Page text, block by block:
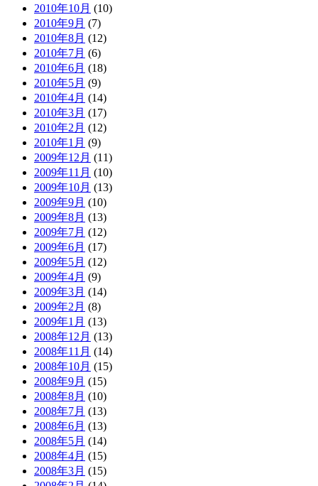
2010年10月 (10)
2010年9月 (7)
2010年8月 (12)
2010年7月 (6)
2010年6月 (18)
2010年5月 (9)
2010年4月 (14)
2010年3月 (17)
2010年2月 (12)
2010年1月 (9)
2009年12月 (11)
2009年11月 (10)
2009年10月 (13)
2009年9月 (10)
2009年8月 (13)
2009年7月 (12)
2009年6月 (17)
2009年5月 (12)
2009年4月 (9)
2009年3月 (14)
2009年2月 (8)
2009年1月 (13)
2008年12月 (13)
2008年11月 (14)
2008年10月 (15)
2008年9月 (15)
2008年8月 (10)
2008年7月 (13)
2008年6月 (13)
2008年5月 (14)
2008年4月 (15)
2008年3月 (15)